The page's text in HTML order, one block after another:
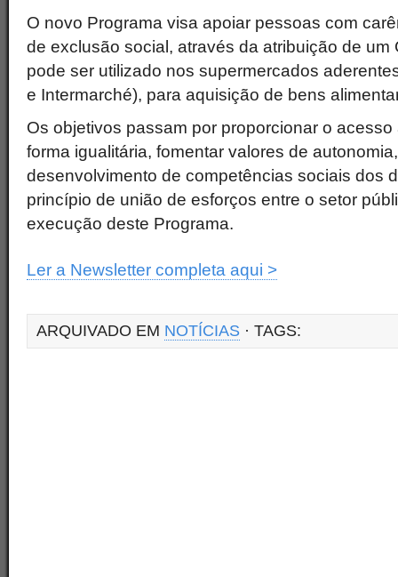
O novo Programa visa apoiar pessoas com
de exclusão social, através da atribuição de um
pode ser utilizado nos supermercados
e Intermarché), para aquisição de bens
Os objetivos passam por proporcionar o
forma igualitária, fomentar valores de
desenvolvimento de competências sociais dos
princípio de união de esforços entre o setor
execução deste Programa.
Ler a Newsletter completa aqui >
ARQUIVADO EM NOTÍCIAS · TAGS: